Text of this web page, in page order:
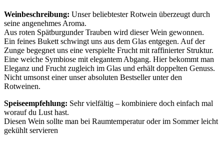
Weinbeschreibung: Unser beliebtester Rotwein überzeugt durch
seine angenehmes Aroma.
Aus roten Spätburgunder Trauben wird dieser Wein gewonnen.
Ein feines Bukett schwingt uns aus dem Glas entgegen. Auf der
Zunge begegnet uns eine verspielte Frucht mit raffinierter Struktur.
Eine weiche Symbiose mit elegantem Abgang. Hier bekommt man
Eleganz und Frucht zugleich im Glas und erhält doppelten Genuss.
Nicht umsonst einer unser absoluten Bestseller unter den
Rotweinen.
Speiseempfehlung: Sehr vielfältig – kombiniere doch einfach mal
worauf du Lust hast.
Diesen Wein sollte man bei Raumtemperatur oder im Sommer leicht
gekühlt servieren